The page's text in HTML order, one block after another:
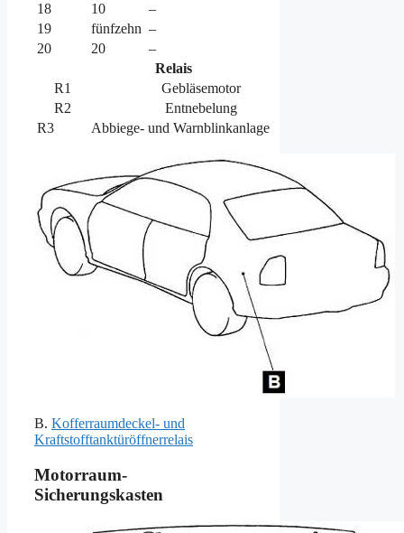
18
10
–
19
fünfzehn –
20
20
–
Relais
R1
Gebläsemotor
R2
Entnebelung
R3
Abbiege- und Warnblinkanlage
B. Kofferraumdeckel- und
Kraftstofftanktüröffnerrelais
Motorraum-
Sicherungskasten